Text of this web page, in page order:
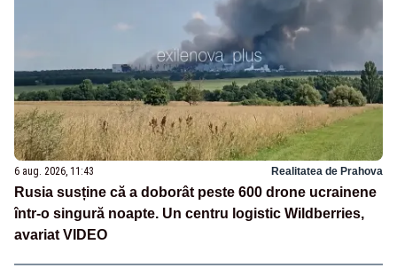
6 aug. 2026, 11:43 Realitatea de Prahova
Rusia susține că a doborât peste 600 drone ucrainene
într-o singură noapte. Un centru logistic Wildberries,
avariat VIDEO